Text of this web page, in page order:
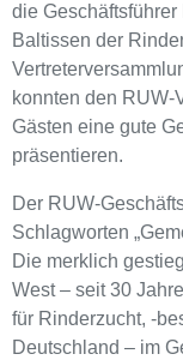
die
Baltissen der
konnten den RUW-
Gästen eine gute
präsentieren.
Der RUW-
Schlagworten
Die merklich
West – seit 30
für Rinderzucht, -
Deutschland – im